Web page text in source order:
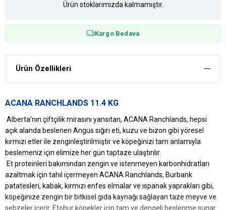
Ürün stoklarımızda kalmamıştır.
Kargo Bedava
Ürün Özellikleri
ACANA RANCHLANDS 11.4 KG
Alberta’nın çiftçilik mirasını yansıtan, ACANA Ranchlands, hepsi
açık alanda beslenen Angus sığırı eti, kuzu ve bizon gibi yöresel
kırmızı etler ile zenginleştirilmiştir ve köpeğinizi tam anlamıyla
beslemeniz için elimize her gün taptaze ulaştırılır.
Et proteinleri bakımından zengin ve istenmeyen karbonhidratları
azaltmak için tahıl içermeyen ACANA Ranchlands, Burbank
patatesleri, kabak, kırmızı enfes elmalar ve ıspanak yaprakları gibi,
köpeğinize zengin bir bitkisel gıda kaynağı sağlayan taze meyve ve
sebzeler içerir. Etobur köpekler için tam ve dengeli beslenme sunar.